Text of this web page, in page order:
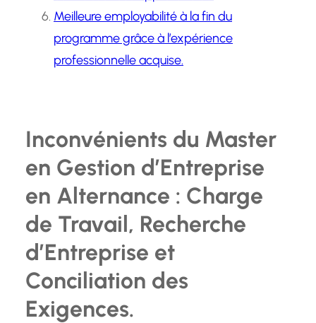
Meilleure employabilité à la fin du
programme grâce à l’expérience
professionnelle acquise.
Inconvénients du Master
en Gestion d’Entreprise
en Alternance : Charge
de Travail, Recherche
d’Entreprise et
Conciliation des
Exigences.